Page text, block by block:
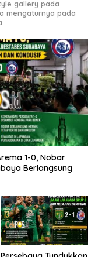
gallery pada
mengaturnya pada
1-0, Nobar
Berlangsung